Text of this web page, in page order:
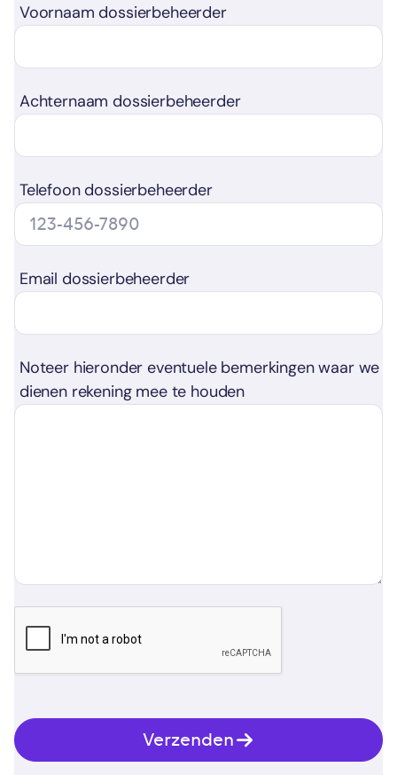
Voornaam dossierbeheerder
Achternaam dossierbeheerder
Telefoon dossierbeheerder
Email dossierbeheerder
Noteer hieronder eventuele bemerkingen waar we
dienen rekening mee te houden
Verzenden